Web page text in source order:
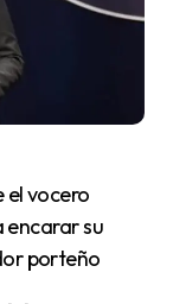
encarar su
porteño